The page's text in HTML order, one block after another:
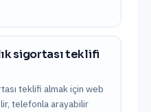
sigortası teklifi
teklifi almak için web
telefonla arayabilir